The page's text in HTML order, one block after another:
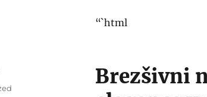
“`html
Brezšivni